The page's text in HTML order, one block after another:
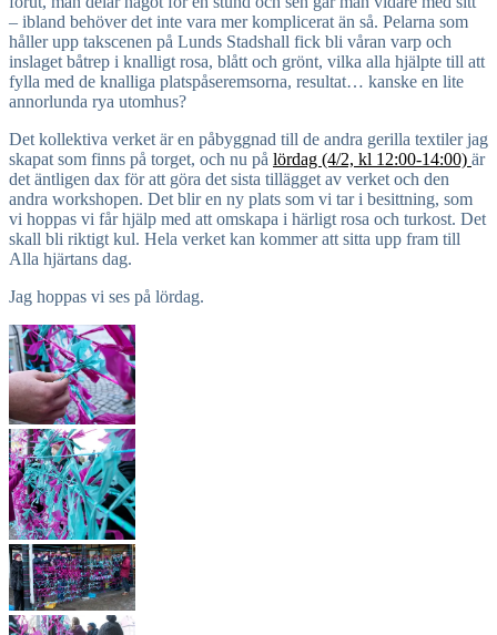
– ibland behöver det inte vara mer komplicerat än så. Pelarna som
håller upp takscenen på Lunds Stadshall fick bli våran varp och
inslaget båtrep i knalligt rosa, blått och grönt, vilka alla hjälpte till att
fylla med de knalliga platspåseremsorna, resultat… kanske en lite
annorlunda rya utomhus?
Det kollektiva verket är en påbyggnad till de andra gerilla textiler jag
skapat som finns på torget, och nu på lördag (4/2, kl 12:00-14:00) är
det äntligen dax för att göra det sista tillägget av verket och den
andra workshopen. Det blir en ny plats som vi tar i besittning, som
vi hoppas vi får hjälp med att omskapa i härligt rosa och turkost. Det
skall bli riktigt kul. Hela verket kan kommer att sitta upp fram till
Alla hjärtans dag.
Jag hoppas vi ses på lördag.